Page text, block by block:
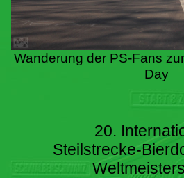
Wanderung der PS-Fans
Day
20.
Steilstrecke-